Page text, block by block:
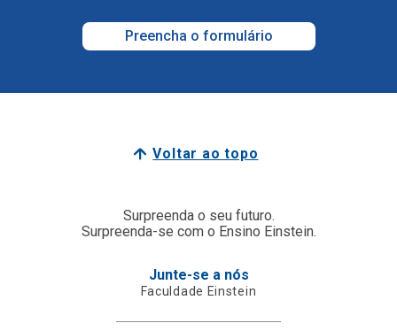
Preencha o formulário
Voltar ao topo
Surpreenda o seu futuro.
Surpreenda-se com o Ensino Einstein.
Junte-se a nós
Faculdade Einstein